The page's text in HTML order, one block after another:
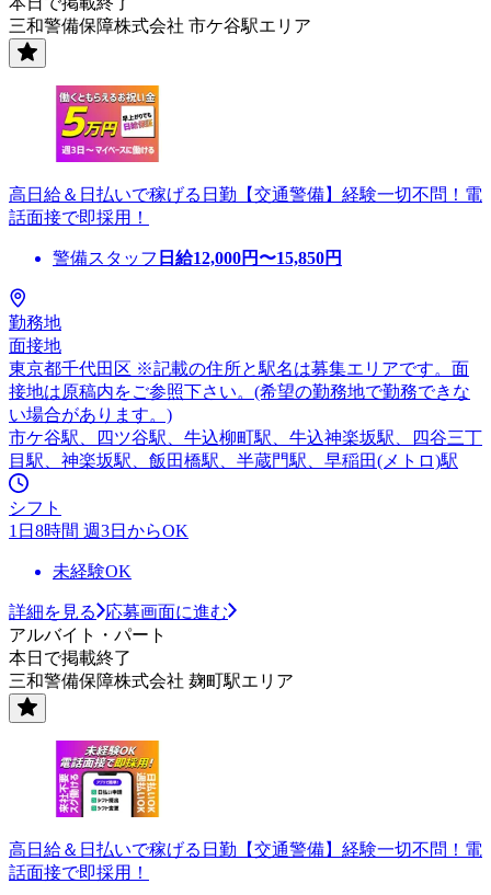
三和警備保障株式会社 市ケ谷駅エリア
高日給＆日払いで稼げる日勤【交通警備】経験一切不問！電
話面接で即採用！
警備スタッフ 日給12,000円〜15,850円
勤務地
面接地
東京都千代田区 ※記載の住所と駅名は募集エリアです。面
接地は原稿内をご参照下さい。(希望の勤務地で勤務できな
い場合があります。)
市ケ谷駅、四ツ谷駅、牛込柳町駅、牛込神楽坂駅、四谷三丁
目駅、神楽坂駅、飯田橋駅、半蔵門駅、早稲田(メトロ)駅
シフト
1日8時間 週3日からOK
未経験OK
詳細を見る
応募画面に進む
アルバイト・パート
本日で掲載終了
三和警備保障株式会社 麹町駅エリア
高日給＆日払いで稼げる日勤【交通警備】経験一切不問！電
話面接で即採用！